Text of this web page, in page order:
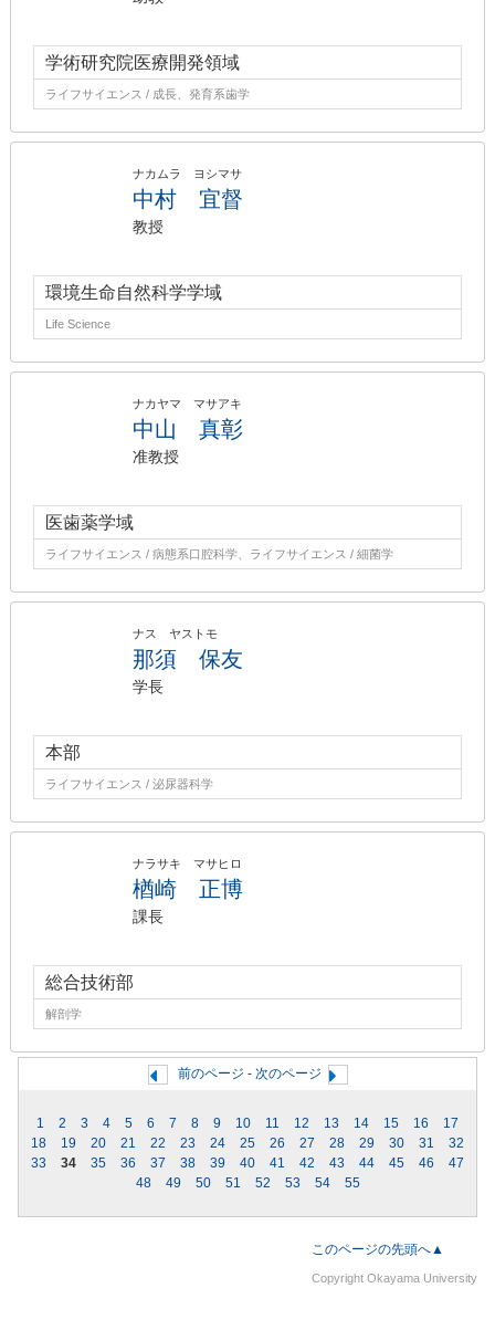
学術研究院医療開発領域
ライフサイエンス / 成長、発育系歯学
ナカムラ ヨシマサ
中村 宜督
教授
環境生命自然科学学域
Life Science
ナカヤマ マサアキ
中山 真彰
准教授
医歯薬学域
ライフサイエンス / 病態系口腔科学、ライフサイエンス / 細菌学
ナス ヤストモ
那須 保友
学長
本部
ライフサイエンス / 泌尿器科学
ナラサキ マサヒロ
楢崎 正博
課長
総合技術部
解剖学
前のページ - 次のページ
1 2 3 4 5 6 7 8 9 10 11 12 13 14 15 16
17
18
19 20 21 22 23 24 25 26 27 28 29 30 31
32
33
34 35 36 37 38 39 40 41 42 43 44 45 46
47
48
49 50 51 52 53 54 55
このページの先頭へ▲
Copyright Okayama University